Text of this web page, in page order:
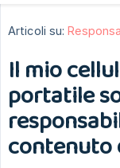
Articoli su:
Il mio
portatile
contenuto